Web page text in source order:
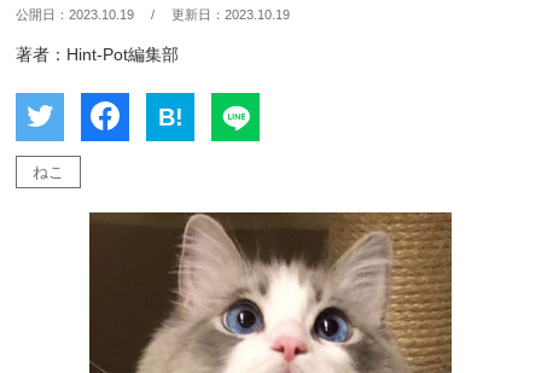
公開日：2023.10.19 / 更新日：2023.10.19
著者：Hint-Pot編集部
B!
ねこ